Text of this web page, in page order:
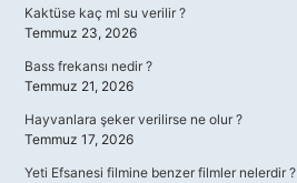
Kaktüse kaç ml su verilir ?
Temmuz 23, 2026
Bass frekansı nedir ?
Temmuz 21, 2026
Hayvanlara şeker verilirse ne olur ?
Temmuz 17, 2026
Yeti Efsanesi filmine benzer filmler nelerdir ?